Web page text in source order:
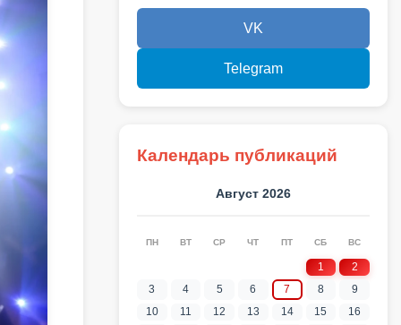
VK
Telegram
Календарь публикаций
Август 2026
ПН ВТ СР ЧТ ПТ СБ ВС
1
2
3
4 5 6 7 8
9
10
11 12 13 14 15
16